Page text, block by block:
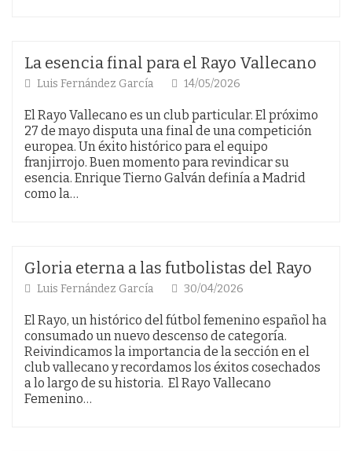
La esencia final para el Rayo Vallecano
Luis Fernández García 14/05/2026
El Rayo Vallecano es un club particular. El próximo
27 de mayo disputa una final de una competición
europea. Un éxito histórico para el equipo
franjirrojo. Buen momento para revindicar su
esencia. Enrique Tierno Galván definía a Madrid
como la…
Gloria eterna a las futbolistas del Rayo
Luis Fernández García 30/04/2026
El Rayo, un histórico del fútbol femenino español ha
consumado un nuevo descenso de categoría.
Reivindicamos la importancia de la sección en el
club vallecano y recordamos los éxitos cosechados
a lo largo de su historia. El Rayo Vallecano
Femenino…